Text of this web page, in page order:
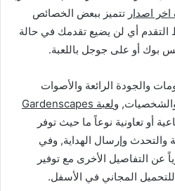
تتميز ببعض الخصائص
التقدم أي لن يضيع تقدمك في حالة
أو على جوجل باللعبة.
والجودة الرائعة والأصوات
والشخصيات, و
لعبة Gardenscapes
أو تعاونية نوعاً ما حيث توفر
وإرسال الهداية, وفي
عن التفاصيل الأخرى مع توفير
المجاني في الأسفل.